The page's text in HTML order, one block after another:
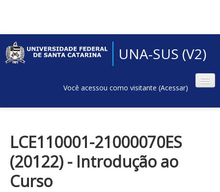
UNA-SUS (V2)
Você acessou como visitante (Acessar)
LCE110001-21000070ES
(20122) - Introdução ao
Curso